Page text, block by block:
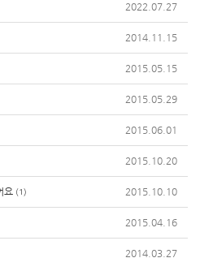
2022.07.27
2014.11.15
2015.05.15
2015.05.29
2015.06.01
2015.10.20
요 (1) 2015.10.10
2015.04.16
2014.03.27